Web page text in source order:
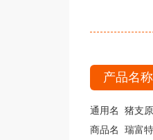
产品名称
通用名 猪支原
商品名 瑞富